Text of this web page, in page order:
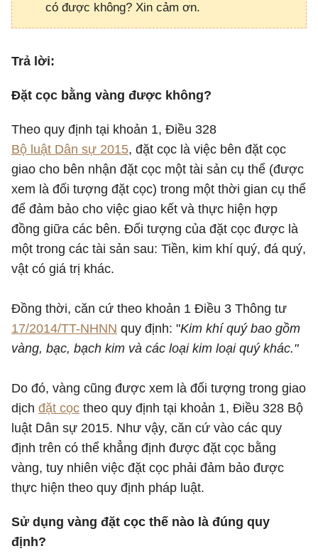
có được không? Xin cảm ơn.
Trả lời:
Đặt cọc bằng vàng được không?
Theo quy định tại khoản 1, Điều 328
Bộ luật Dân sự 2015, đặt cọc là việc bên đặt cọc
giao cho bên nhận đặt cọc một tài sản cụ thể (được
xem là đối tượng đặt cọc) trong một thời gian cụ thể
để đảm bảo cho việc giao kết và thực hiện hợp
đồng giữa các bên. Đối tượng của đặt cọc được là
một trong các tài sản sau: Tiền, kim khí quý, đá quý,
vật có giá trị khác.
Đồng thời, căn cứ theo khoản 1 Điều 3 Thông tư
17/2014/TT-NHNN quy định: "Kim khí quý bao gồm
vàng, bạc, bạch kim và các loại kim loại quý khác."
Do đó, vàng cũng được xem là đối tượng trong giao
dịch đặt cọc theo quy định tại khoản 1, Điều 328 Bộ
luật Dân sự 2015. Như vậy, căn cứ vào các quy
định trên có thể khẳng định được đặt cọc bằng
vàng, tuy nhiên việc đặt cọc phải đảm bảo được
thực hiện theo quy định pháp luật.
Sử dụng vàng đặt cọc thế nào là đúng quy
định?